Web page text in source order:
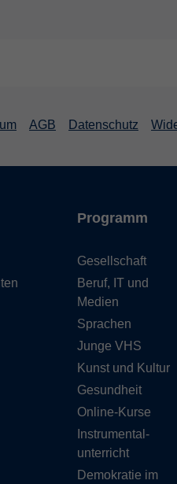
AGB Datenschutz
Programm
Gesellschaft
Beruf, IT und
Medien
Sprachen
Junge VHS
Kunst und Kultur
Gesundheit
Online-Kurse
Instrumental-
unterricht
Demokratie im